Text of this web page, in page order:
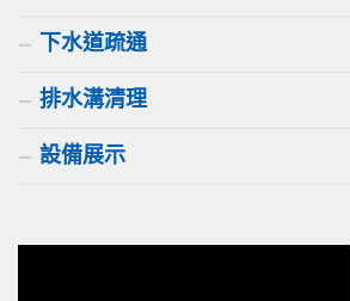
下水道疏通
排水溝清理
設備展示